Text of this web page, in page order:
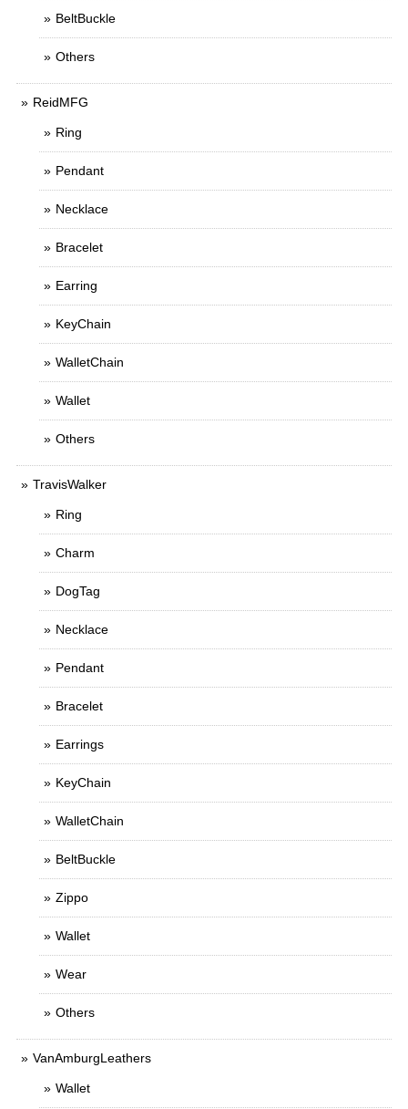
BeltBuckle
Others
ReidMFG
Ring
Pendant
Necklace
Bracelet
Earring
KeyChain
WalletChain
Wallet
Others
TravisWalker
Ring
Charm
DogTag
Necklace
Pendant
Bracelet
Earrings
KeyChain
WalletChain
BeltBuckle
Zippo
Wallet
Wear
Others
VanAmburgLeathers
Wallet